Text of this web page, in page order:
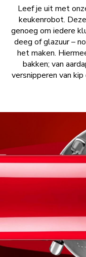
Leef je uit met
keukenrobot.
genoeg om iedere
deeg of glazuur –
het maken.
bakken; van
versnipperen van